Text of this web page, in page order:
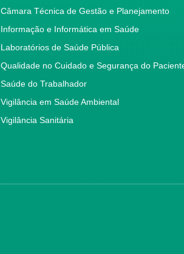
Câmara Técnica de Gestão e Planejamento
Informação e Informática em Saúde
Laboratórios de Saúde Pública
Qualidade no Cuidado e Segurança do
Saúde do Trabalhador
Vigilância em Saúde Ambiental
Vigilância Sanitária